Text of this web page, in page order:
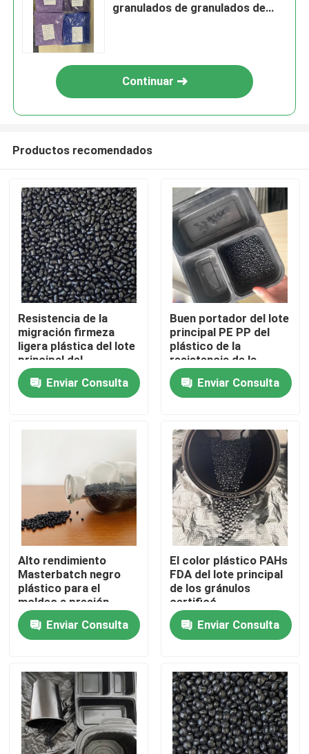
En casa
Productos
Sobre nosotros
Recorrido por la fábrica
Control de calidad
Contacta con nosotros
Lote principal plástico
Materia prima de los gránulos plásticos
granulados de granulados de
Continuar
Productos recomendados
Resistencia de la
migración firmeza
ligera plástica del lote
principal del
picosegundo del
ANIMAL DOMÉSTICO
de la PC buena de la
Enviar Consulta
Buen portador del lote
principal PE PP del
plástico de la
resistencia de la
migración
Enviar Consulta
Alto rendimiento
Masterbatch negro
plástico para el
moldeo a presión
Enviar Consulta
El color plástico PAHs
FDA del lote principal
de los gránulos
certificó
Enviar Consulta